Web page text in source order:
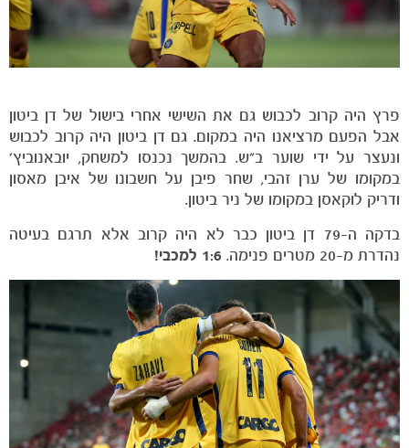
פרץ היה קרוב לכבוש גם את השישי אחרי בישול של דן ביטון
אבל הפעם מרציאנו היה במקום. גם דן ביטון היה קרוב לכבוש
ונעצר על ידי שוער ב"ש. בהמשך נכנסו למשחק, יובאנוביץ'
במקומו של ערן זהבי, שחר פיבן על חשבונו של איבן מאסון
ודריק לוקאסן במקומו של ניר ביטון.
בדקה ה-79 דן ביטון כבר לא היה קרוב אלא תרגם בעיטה
נהדרת מ-20 מטרים פנימה.
1:6 למכבי!